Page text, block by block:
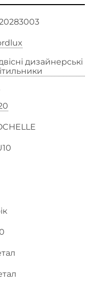
дизайнерські